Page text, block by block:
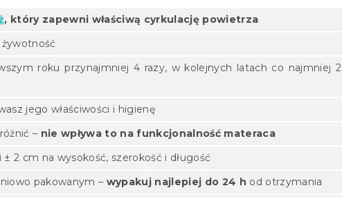
, który zapewni właściwą cyrkulację powietrza
roku przynajmniej 4 razy, w kolejnych latach co najmniej 2
jego właściwości i higienę
– nie wpływa to na funkcjonalność materaca
2 cm na wysokość, szerokość i długość
pakowanym – wypakuj najlepiej do 24 h od otrzymania